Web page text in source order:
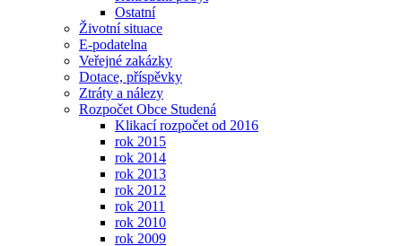
Ostatní
Životní situace
E-podatelna
Veřejné zakázky
Dotace, příspěvky
Ztráty a nálezy
Rozpočet Obce Studená
Klikací rozpočet od 2016
rok 2015
rok 2014
rok 2013
rok 2012
rok 2011
rok 2010
rok 2009